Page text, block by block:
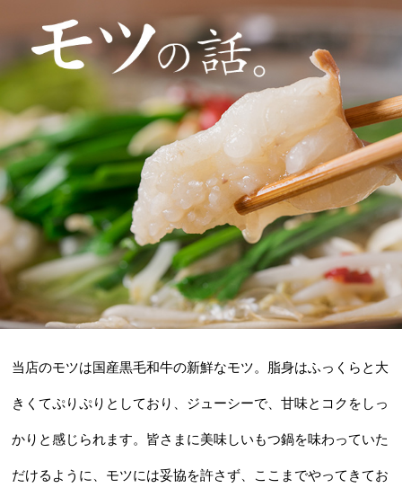
当店のモツは国産黒毛和牛の新鮮なモツ。脂身はふっくらと大
きくてぷりぷりとしており、ジューシーで、甘味とコクをしっ
かりと感じられます。皆さまに美味しいもつ鍋を味わっていた
だけるように、モツには妥協を許さず、ここまでやってきてお